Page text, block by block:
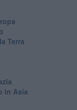
Terra
in Asia